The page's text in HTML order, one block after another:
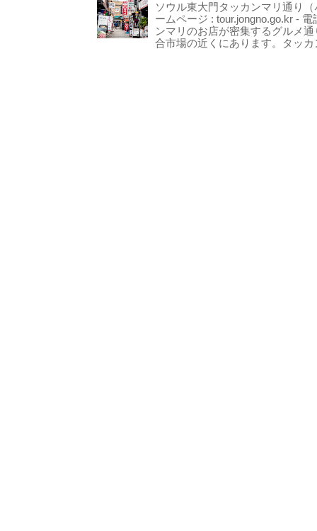
ソウル東大門タッカンマリ通り
ームページ : tour.jongno.go.kr -
ンマリのお店が密集するグルメ
合市場の近くにあります。タッ